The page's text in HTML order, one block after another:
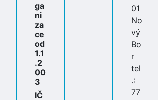
ga
ni
za
ce
od
1.1
.2
00
3
IČ
01
No
vý
Bo
r
tel
.:
77